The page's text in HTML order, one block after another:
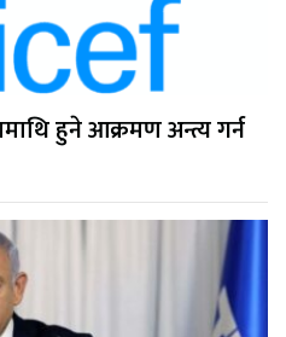
हुने आक्रमण अन्त्य गर्न